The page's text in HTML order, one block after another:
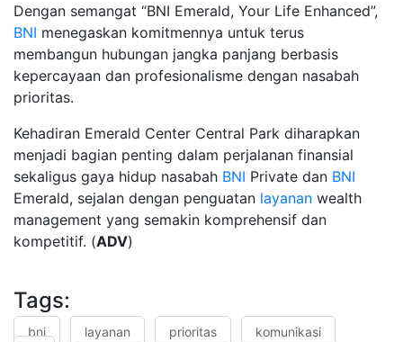
Dengan semangat “BNI Emerald, Your Life Enhanced”,
BNI menegaskan komitmennya untuk terus
membangun hubungan jangka panjang berbasis
kepercayaan dan profesionalisme dengan nasabah
prioritas.
Kehadiran Emerald Center Central Park diharapkan
menjadi bagian penting dalam perjalanan finansial
sekaligus gaya hidup nasabah BNI Private dan BNI
Emerald, sejalan dengan penguatan layanan wealth
management yang semakin komprehensif dan
kompetitif. (ADV)
Tags:
bni layanan prioritas
komunikasi